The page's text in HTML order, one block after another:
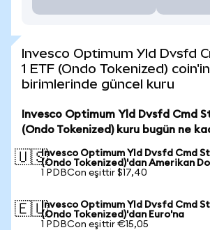
Invesco Optimum Yld Dvsfd
1 ETF (Ondo Tokenized)
birimlerinde güncel kuru
Invesco Optimum Yld Dvsfd Cmd
(Ondo Tokenized) kuru bugün ne
🇺🇸Invesco Optimum Yld Dvsfd Cmd
(Ondo Tokenized)'dan Amerikan
1 PDBCon eşittir $17,40
🇪🇺Invesco Optimum Yld Dvsfd Cmd
(Ondo Tokenized)'dan Euro'na
1 PDBCon eşittir €15,05